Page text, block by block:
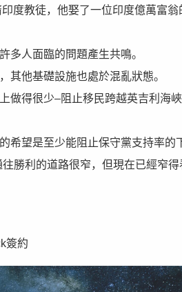
度教徒，他娶了一位印度億萬富
多人面臨的問題產生共鳴。
其他基礎設施也處於混亂狀態。
做得很少–阻止移民跨越英吉利海
望是至少能阻止保守黨支持率的
勝利的道路很窄，但現在已經窄得
簽約